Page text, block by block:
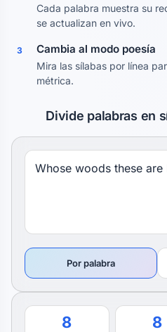
Cada palabra muestra su
se actualizan en vivo.
3 Cambia al modo poesía
Mira las sílabas por línea
métrica.
Divide palabras en
Por palabra
8 8